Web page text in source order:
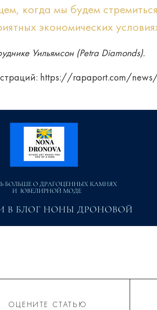
когда мы будем
экономических
Уильямсон (Petra Diamonds).
https://rapaport.com/news/
ОЦЕНИТЕ СТАТЬЮ